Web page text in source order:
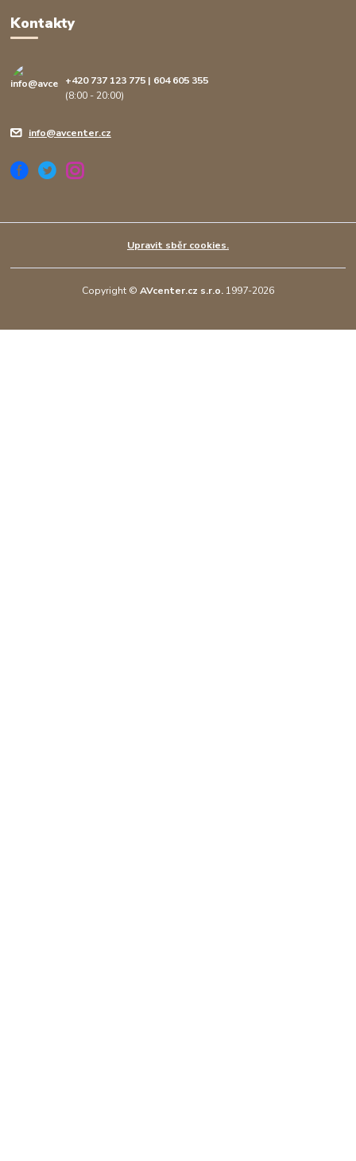
Kontakty
+420 737 123 775 | 604 605 355
(8:00 - 20:00)
info@avcenter.cz
Upravit sběr cookies.
Copyright © AVcenter.cz s.r.o.1997-2026